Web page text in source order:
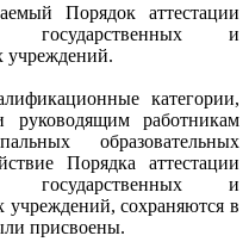
Порядок аттестации
государственных и
учреждений.
категории,
руководящим работникам
образовательных
Порядка аттестации
государственных и
сохраняются в
присвоены.